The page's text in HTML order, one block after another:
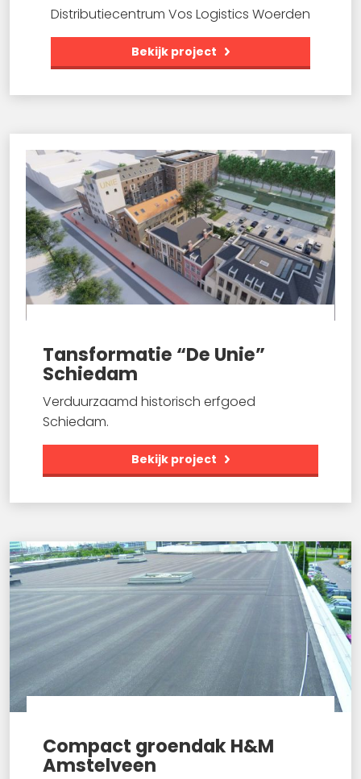
Distributiecentrum Vos Logistics Woerden
Bekijk project
Tansformatie “De Unie”
Schiedam
Verduurzaamd historisch erfgoed
Schiedam.
Bekijk project
Compact groendak H&M
Amstelveen